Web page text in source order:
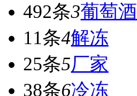
492条3葡萄酒
11条4解冻
25条5厂家
38条6冷冻